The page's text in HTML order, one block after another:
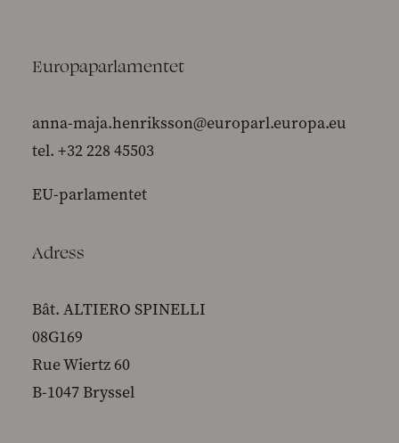
Europaparlamentet
anna-maja.henriksson@europarl.europa.eu
tel. +32 228 45503
EU-parlamentet
Adress
Bât. ALTIERO SPINELLI
08G169
Rue Wiertz 60
B-1047 Bryssel